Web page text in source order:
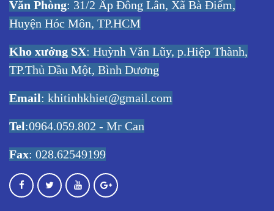
Văn Phòng: 31/2 Ấp Đông Lân, Xã Bà Điểm,
Huyện Hóc Môn, TP.HCM
Kho xưởng SX: Huỳnh Văn Lũy, p.Hiệp Thành,
TP.Thủ Dầu Một, Bình Dương
Email: khitinhkhiet@gmail.com
Tel:0964.059.802 - Mr Can
Fax: 028.62549199